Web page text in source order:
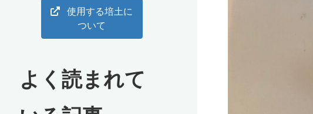
使用する培土に
ついて
よく読まれて